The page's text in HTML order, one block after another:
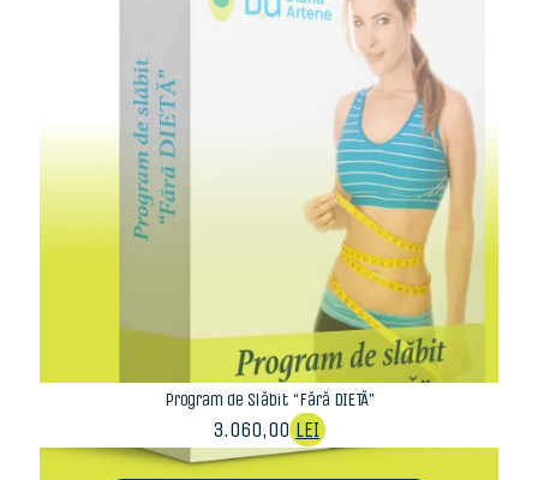
Program de Slăbit “Fără DIETĂ”
3.060,00 LEI